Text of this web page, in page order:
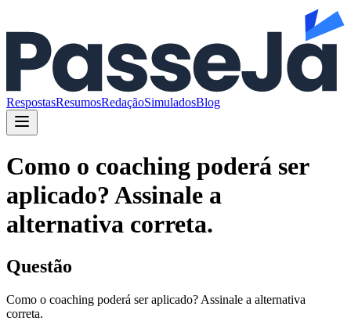
RespostasResumosRedaçãoSimuladosBlog
Como o coaching poderá ser
aplicado? Assinale a
alternativa correta.
Questão
Como o coaching poderá ser aplicado? Assinale a alternativa
correta.